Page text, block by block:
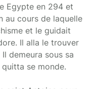
Egypte en 294 et
au cours de laquelle
et le guidait
Il alla le trouver
demeura sous sa
se monde.